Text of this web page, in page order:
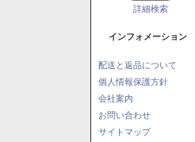
詳細検索
インフォメーション
配送と返品について
個人情報保護方針
会社案内
お問い合わせ
サイトマップ